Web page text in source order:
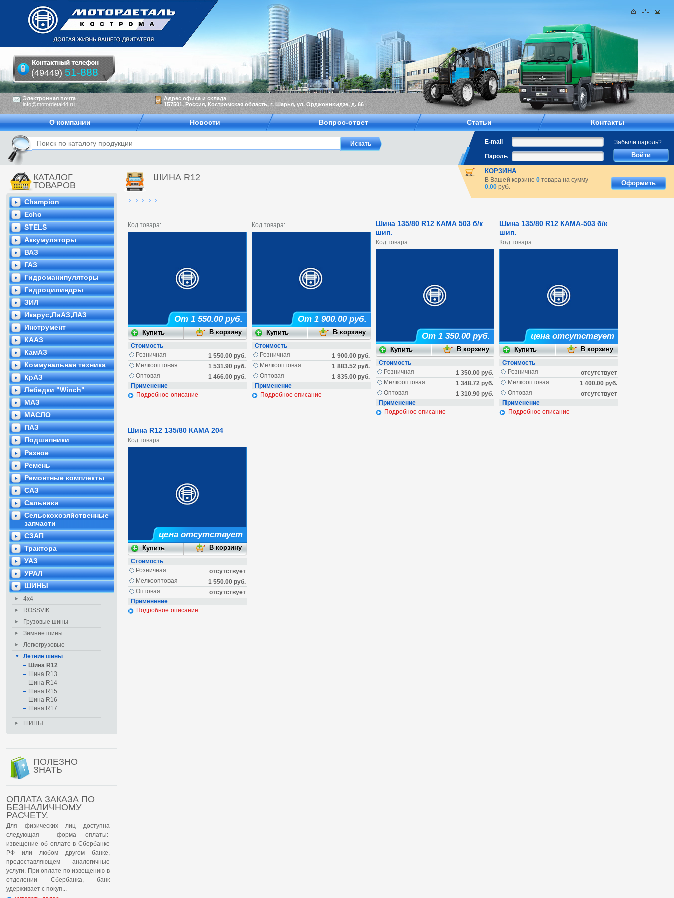
КАТАЛОГ
ТОВАРОВ
Champion
Echo
STELS
Аккумуляторы
ВАЗ
ГАЗ
Гидроманипуляторы
Гидроцилиндры
ЗИЛ
Икарус,ЛиАЗ,ЛАЗ
Инструмент
КААЗ
КамАЗ
Коммунальная техника
КрАЗ
Лебедки "Winch"
МАЗ
МАСЛО
ПАЗ
Подшипники
Разное
Ремень
Ремонтные комплекты
САЗ
Сальники
Сельскохозяйственные
запчасти
СЗАП
Трактора
УАЗ
УРАЛ
ШИНЫ
4х4
ROSSVIK
Грузовые шины
Зимние шины
Легкогрузовые
Летние шины
Шина R12
Шина R13
Шина R14
Шина R15
Шина R16
Шина R17
ШИНЫ
ПОЛЕЗНО
ЗНАТЬ
ОПЛАТА ЗАКАЗА ПО
БЕЗНАЛИЧНОМУ
РАСЧЕТУ.
Для физических лиц доступна
следующая форма оплаты:
извещение об оплате в Сбербанке
РФ или любом другом банке,
предоставляющем аналогичные
услуги. При оплате по извещению в
отделении Сбербанка, банк
удерживает с покуп...
ШИНА R12
Код товара:
От 1 550.00 руб.
Стоимость
1 550.00 руб.
Розничная
1 531.90 руб.
Мелкооптовая
1 466.00 руб.
Оптовая
Применение
Подробное описание
Код товара:
От 1 900.00 руб.
Стоимость
1 900.00 руб.
Розничная
1 883.52 руб.
Мелкооптовая
1 835.00 руб.
Оптовая
Применение
Подробное описание
Шина 135/80 R12 КАМА 503 б/к
шип.
Код товара:
От 1 350.00 руб.
Стоимость
1 350.00 руб.
Розничная
1 348.72 руб.
Мелкооптовая
1 310.90 руб.
Оптовая
Применение
Подробное описание
Шина 135/80 R12 КАМА-503 б/к
шип.
Код товара:
цена отсутствует
Стоимость
отсутствует
Розничная
1 400.00 руб.
Мелкооптовая
отсутствует
Оптовая
Применение
Подробное описание
Шина R12 135/80 КАМА 204
Код товара:
цена отсутствует
Стоимость
отсутствует
Розничная
1 550.00 руб.
Мелкооптовая
отсутствует
Оптовая
Применение
Подробное описание
Электронная почта
info@motordetal44.ru
Адрес офиса и склада
157501, Россия, Костромская область, г. Шарья, ул. Орджоникидзе, д. 66
(49449) 51-888
О компании Новости Вопрос-ответ Статьи Контакты
E-mail
Забыли пароль?
Пароль
КОРЗИНА
В Вашей корзине0 товара на сумму
0.00 руб. Оформить